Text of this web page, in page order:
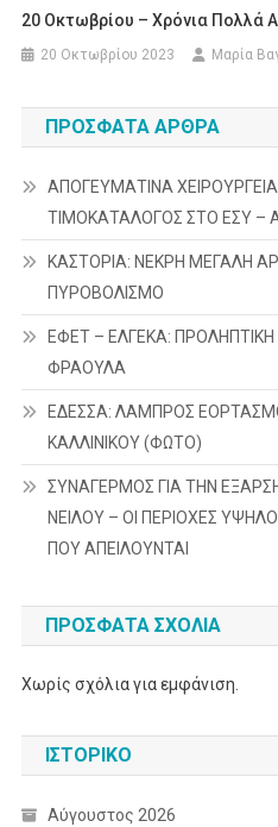
20 Οκτωβρίου – Χρόνια Πολλά
20 Οκτωβρίου 2023 Μαρία
ΠΡΌΣΦΑΤΑ ΆΡΘΡΑ
ΑΠΟΓΕΥΜΑΤΙΝΑ
ΤΙΜΟΚΑΤΑΛΟΓΟΣ ΣΤΟ ΕΣΥ –
ΚΑΣΤΟΡΙΑ: ΝΕΚΡΗ ΜΕΓΑΛΗ
ΠΥΡΟΒΟΛΙΣΜΟ
ΕΦΕΤ – ΕΛΓΕΚΑ:
ΦΡΑΟΥΛΑ
ΕΔΕΣΣΑ: ΛΑΜΠΡΟΣ
ΚΑΛΛΙΝΙΚΟΥ (ΦΩΤΟ)
ΣΥΝΑΓΕΡΜΟΣ ΓΙΑ ΤΗΝ
ΝΕΙΛΟΥ – ΟΙ ΠΕΡΙΟΧΕΣ
ΠΟΥ ΑΠΕΙΛΟΥΝΤΑΙ
ΠΡΌΣΦΑΤΑ ΣΧΌΛΙΑ
Χωρίς σχόλια για εμφάνιση.
ΙΣΤΟΡΙΚΌ
Αύγουστος 2026